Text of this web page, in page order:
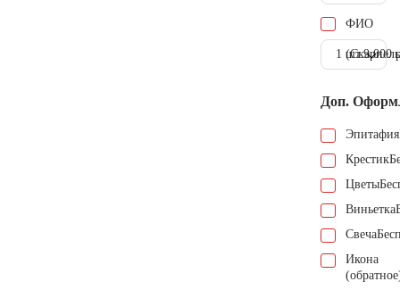
ФИО
1 шт.9.000
Доп.
Эпитафия
Крестик
Цветы
Виньетка
Свеча
Икона